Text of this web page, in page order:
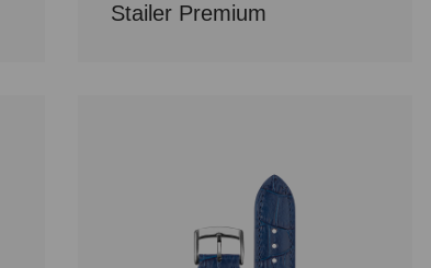
Stailer Premium